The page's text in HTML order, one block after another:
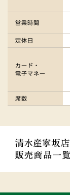
営業時間
定休日
カード・
電子マネー
席数